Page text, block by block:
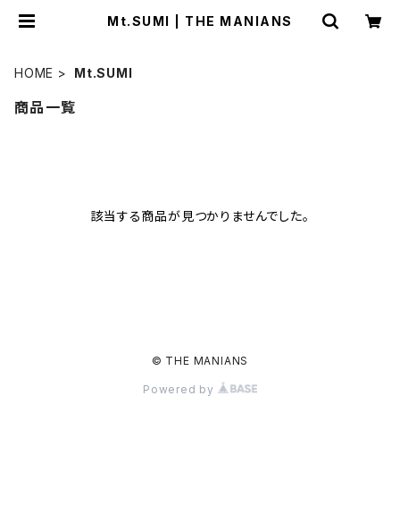
Mt.SUMI | THE MANIANS
HOME Mt.SUMI
商品一覧
該当する商品が見つかりませんでした。
© THE MANIANS
Powered by